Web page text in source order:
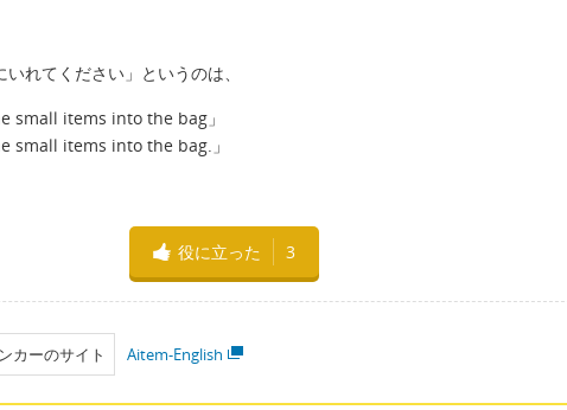
いれてください」というのは、
small items into the bag」
small items into the bag.」
役に立った 3
カーのサイト Aitem-English